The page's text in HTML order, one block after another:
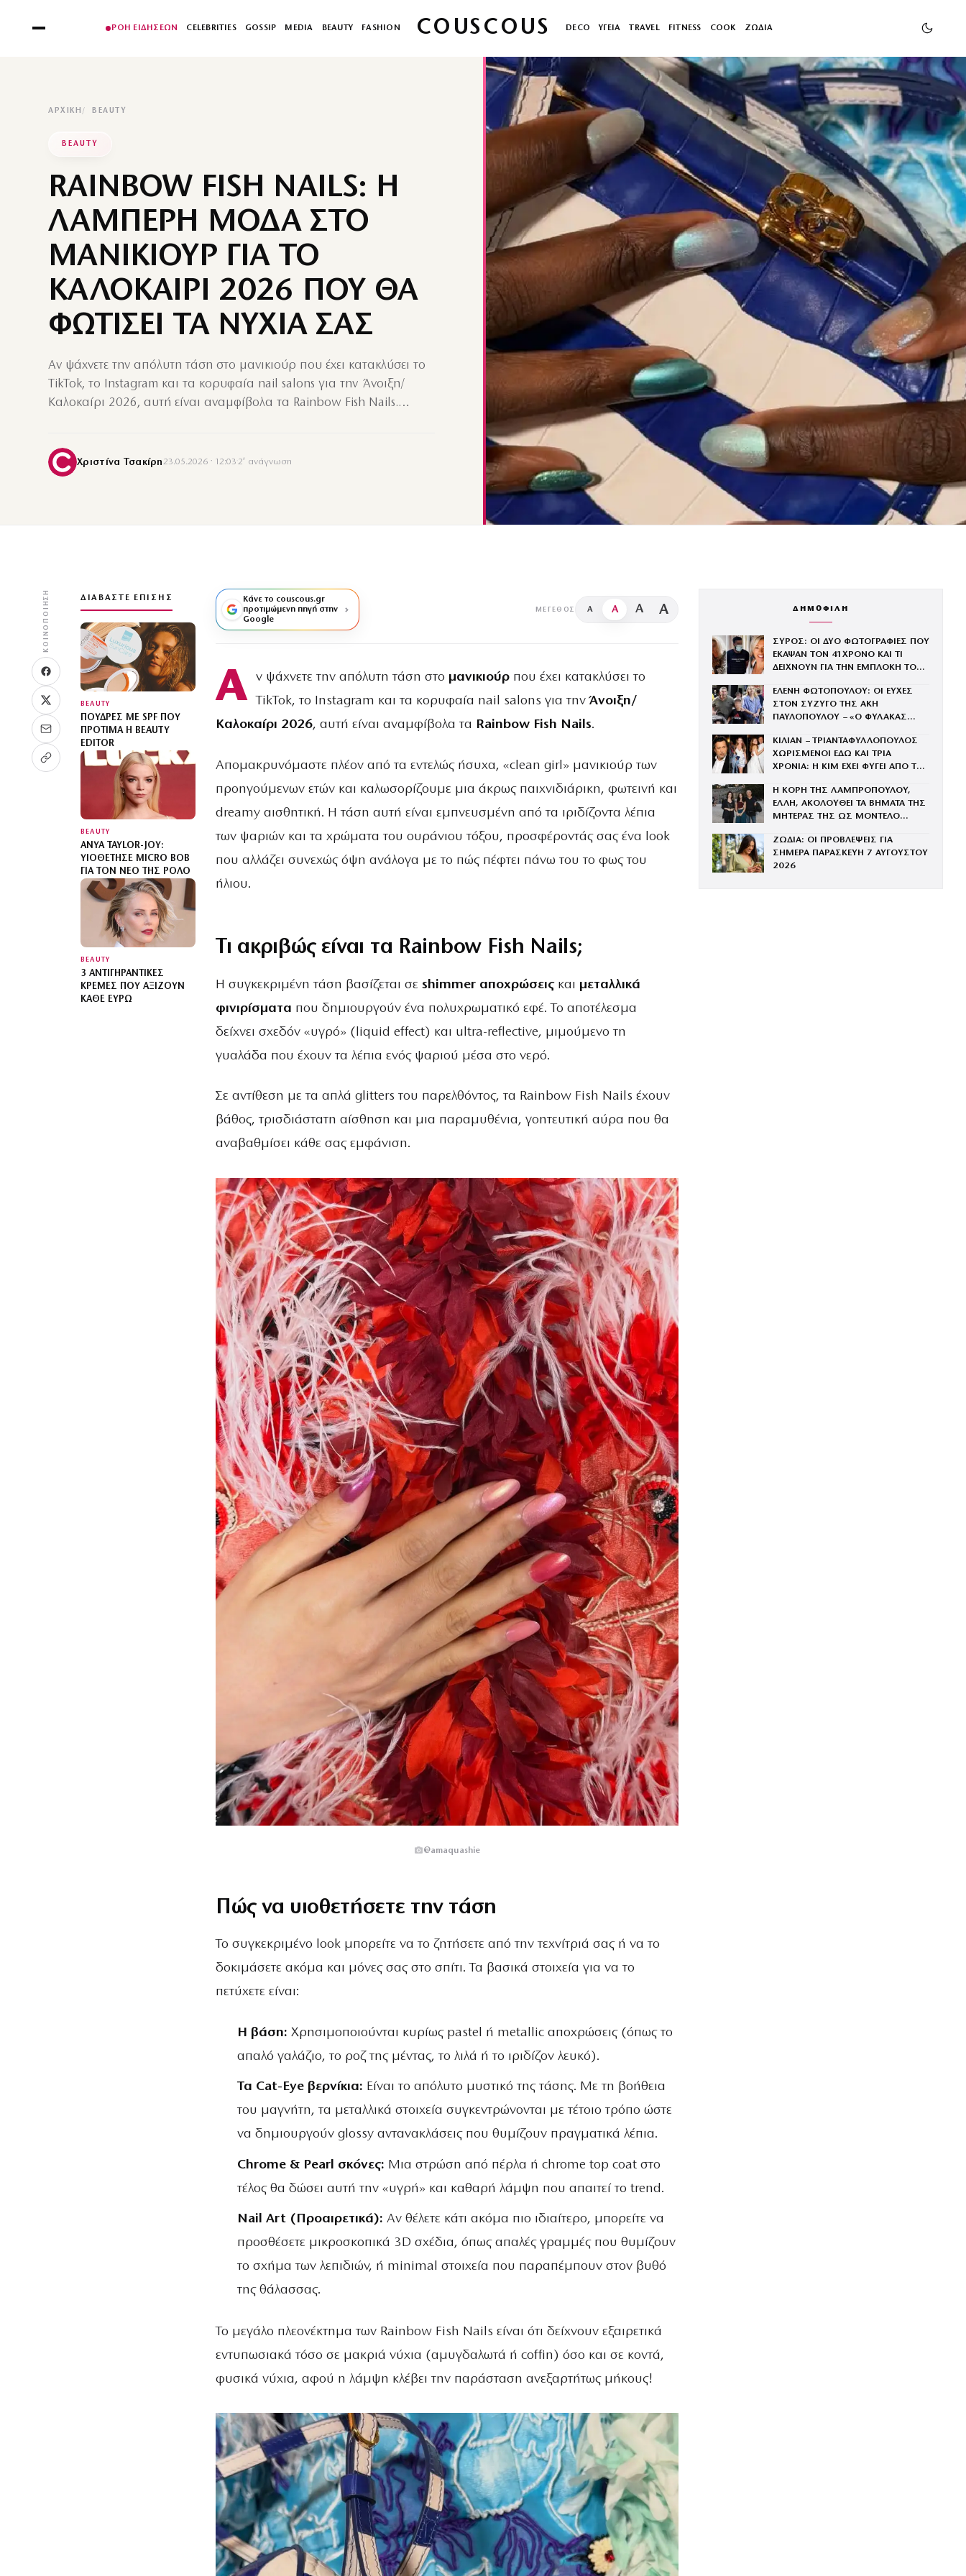
ΡΟΗ ΕΙΔΗΣΕΩΝ CELEBRITIES GOSSIP MEDIA BEAUTY FASHION COUSCOUS DECO ΥΓΕΙΑ TRAVEL FITNESS COOK ΖΩΔΙΑ
ΑΡΧΙΚΉ BEAUTY
BEAUTY
RAINBOW FISH NAILS: Η
ΛΑΜΠΕΡΗ ΜΟΔΑ ΣΤΟ
ΜΑΝΙΚΙΟΥΡ ΓΙΑ ΤΟ
ΚΑΛΟΚΑΙΡΙ 2026 ΠΟΥ ΘΑ
ΦΩΤΙΣΕΙ ΤΑ ΝΥΧΙΑ ΣΑΣ
Αν ψάχνετε την απόλυτη τάση στο μανικιούρ που έχει κατακλύσει το
TikTok, το Instagram και τα κορυφαία nail salons για την Άνοιξη/
Καλοκαίρι 2026, αυτή είναι αναμφίβολα τα Rainbow Fish Nails.…
Χριστίνα Τσακίρη23.05.2026 · 12:03·2′ ανάγνωση
ΚΟΙΝΟΠΟΊΗΣΗ ΔΙΑΒΆΣΤΕ ΕΠΊΣΗΣ
BEAUTY
ΠΟΎΔΡΕΣ ΜΕ SPF ΠΟΥ
ΠΡΟΤΙΜΆ Η BEAUTY
EDITOR
BEAUTY
ANYA TAYLOR-JOY:
ΥΙΟΘΈΤΗΣΕ MICRO BOB
ΓΙΑ ΤΟΝ ΝΈΟ ΤΗΣ ΡΌΛΟ
BEAUTY
3 ΑΝΤΙΓΗΡΑΝΤΙΚΈΣ
ΚΡΈΜΕΣ ΠΟΥ ΑΞΊΖΟΥΝ
ΚΆΘΕ ΕΥΡΏ
Κάνε το couscous.gr
προτιμώμενη πηγή στην
Google
ΜΈΓΕΘΟΣ A A A A
Α ν ψάχνετε την απόλυτη τάση στο μανικιούρ που έχει κατακλύσει το
TikTok, το Instagram και τα κορυφαία nail salons για τηνΆνοιξη/
Καλοκαίρι 2026, αυτή είναι αναμφίβολα τα Rainbow Fish Nails.
Απομακρυνόμαστε πλέον από τα εντελώς ήσυχα, «clean girl» μανικιούρ των
προηγούμενων ετών και καλωσορίζουμε μια άκρως παιχνιδιάρικη, φωτεινή και
dreamy αισθητική. Η τάση αυτή είναι εμπνευσμένη από τα ιριδίζοντα λέπια
των ψαριών και τα χρώματα του ουράνιου τόξου, προσφέροντάς σας ένα look
που αλλάζει συνεχώς όψη ανάλογα με το πώς πέφτει πάνω του το φως του
ήλιου.
Τι ακριβώς είναι τα Rainbow Fish Nails;
Η συγκεκριμένη τάση βασίζεται σε shimmer αποχρώσειςκαι μεταλλικά
φινιρίσματα που δημιουργούν ένα πολυχρωματικό εφέ. Το αποτέλεσμα
δείχνει σχεδόν «υγρό» (liquid effect) και ultra-reflective, μιμούμενο τη
γυαλάδα που έχουν τα λέπια ενός ψαριού μέσα στο νερό.
Σε αντίθεση με τα απλά glitters του παρελθόντος, τα Rainbow Fish Nails έχουν
βάθος, τρισδιάστατη αίσθηση και μια παραμυθένια, γοητευτική αύρα που θα
αναβαθμίσει κάθε σας εμφάνιση.
@amaquashie
Πώς να υιοθετήσετε την τάση
Το συγκεκριμένο look μπορείτε να το ζητήσετε από την τεχνίτριά σας ή να το
δοκιμάσετε ακόμα και μόνες σας στο σπίτι. Τα βασικά στοιχεία για να το
πετύχετε είναι:
Η βάση: Χρησιμοποιούνται κυρίως pastel ή metallic αποχρώσεις (όπως το
απαλό γαλάζιο, το ροζ της μέντας, το λιλά ή το ιριδίζον λευκό).
Τα Cat-Eye βερνίκια: Είναι το απόλυτο μυστικό της τάσης. Με τη βοήθεια
του μαγνήτη, τα μεταλλικά στοιχεία συγκεντρώνονται με τέτοιο τρόπο ώστε
να δημιουργούν glossy αντανακλάσεις που θυμίζουν πραγματικά λέπια.
Chrome & Pearl σκόνες: Μια στρώση από πέρλα ή chrome top coat στο
τέλος θα δώσει αυτή την «υγρή» και καθαρή λάμψη που απαιτεί το trend.
Nail Art (Προαιρετικά): Αν θέλετε κάτι ακόμα πιο ιδιαίτερο, μπορείτε να
προσθέσετε μικροσκοπικά 3D σχέδια, όπως απαλές γραμμές που θυμίζουν
το σχήμα των λεπιδιών, ή minimal στοιχεία που παραπέμπουν στον βυθό
της θάλασσας.
Το μεγάλο πλεονέκτημα των Rainbow Fish Nails είναι ότι δείχνουν εξαιρετικά
εντυπωσιακά τόσο σε μακριά νύχια (αμυγδαλωτά ή coffin) όσο και σε κοντά,
φυσικά νύχια, αφού η λάμψη κλέβει την παράσταση ανεξαρτήτως μήκους!
ΔΗΜΟΦΙΛΗ
ΣΥΡΟΣ: ΟΙ ΔΥΟ ΦΩΤΟΓΡΑΦΙΕΣ ΠΟΥ
ΕΚΑΨΑΝ ΤΟΝ 41ΧΡΟΝΟ ΚΑΙ ΤΙ
ΔΕΙΧΝΟΥΝ ΓΙΑ ΤΗΝ ΕΜΠΛΟΚΗ ΤΟΥ
ΕΛΕΝΗ ΦΩΤΟΠΟΥΛΟΥ: ΟΙ ΕΥΧΕΣ
ΣΤΟΝ ΣΥΖΥΓΟ ΤΗΣ ΑΚΗ
ΠΑΥΛΟΠΟΥΛΟΥ – «Ο ΦΥΛΑΚΑΣ
ΝΑ ΒΡΙΣΚΟΝΤΑΙ ΚΟΝΤΑ ΤΟΥ»
ΚΙΛΙΑΝ – ΤΡΙΑΝΤΑΦΥΛΛΟΠΟΥΛΟΣ
ΧΩΡΙΣΜΕΝΟΙ ΕΔΩ ΚΑΙ ΤΡΙΑ
ΧΡΟΝΙΑ: Η ΚΙΜ ΕΧΕΙ ΦΥΓΕΙ ΑΠΟ ΤΟ
Η ΚΟΡΗ ΤΗΣ ΛΑΜΠΡΟΠΟΥΛΟΥ,
ΕΛΛΗ, ΑΚΟΛΟΥΘΕΙ ΤΑ ΒΗΜΑΤΑ ΤΗΣ
ΜΗΤΕΡΑΣ ΤΗΣ ΩΣ ΜΟΝΤΕΛΟ
ΖΩΔΙΑ: ΟΙ ΠΡΟΒΛΕΨΕΙΣ ΓΙΑ
ΣΗΜΕΡΑ ΠΑΡΑΣΚΕΥΗ 7 ΑΥΓΟΥΣΤΟΥ
2026